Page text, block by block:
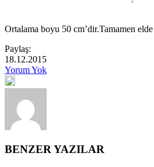
Ortalama boyu 50 cm’dir.Tamamen
Paylaş:
18.12.2015
Yorum Yok
BENZER YAZILAR